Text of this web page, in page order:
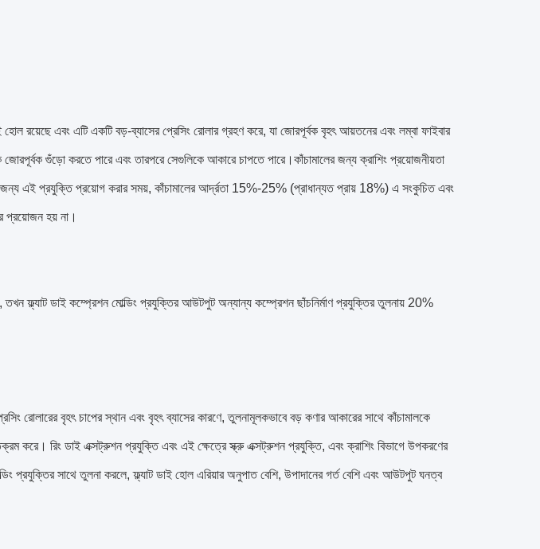
রয়েছে এবং এটি একটি বড়-ব্যাসের প্রেসিং রোলার গ্রহণ করে, যা জোরপূর্বক বৃহৎ আয়তনের এবং লম্বা ফাইবার
গুঁড়ো করতে পারে এবং তারপরে সেগুলিকে আকারে চাপতে পারে।কাঁচামালের জন্য ক্রাশিং প্রয়োজনীয়তা
এই প্রযুক্তি প্রয়োগ করার সময়, কাঁচামালের আর্দ্রতা 15%-25% (প্রাধান্যত প্রায় 18%) এ সংকুচিত এবং
প্রয়োজন হয় না।
ফ্ল্যাট ডাই কম্প্রেশন মোল্ডিং প্রযুক্তির আউটপুট অন্যান্য কম্প্রেশন ছাঁচনির্মাণ প্রযুক্তির তুলনায় 20%
রোলারের বৃহৎ চাপের স্থান এবং বৃহৎ ব্যাসের কারণে, তুলনামূলকভাবে বড় কণার আকারের সাথে কাঁচামালকে
করে। রিং ডাই এক্সট্রুশন প্রযুক্তি এবং এই ক্ষেত্রে স্ক্রু এক্সট্রুশন প্রযুক্তি, এবং ক্রাশিং বিভাগে উপকরণের
প্রযুক্তির সাথে তুলনা করলে, ফ্ল্যাট ডাই হোল এরিয়ার অনুপাত বেশি, উপাদানের গর্ত বেশি এবং আউটপুট ঘনত্ব